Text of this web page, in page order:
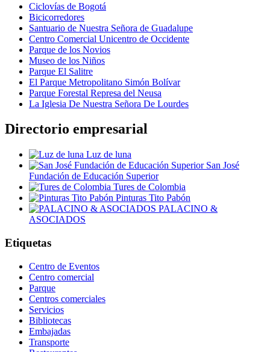
Ciclovías de Bogotá
Bicicorredores
Santuario de Nuestra Señora de Guadalupe
Centro Comercial Unicentro de Occidente
Parque de los Novios
Museo de los Niños
Parque El Salitre
El Parque Metropolitano Simón Bolívar
Parque Forestal Represa del Neusa
La Iglesia De Nuestra Señora De Lourdes
Directorio empresarial
Luz de luna
San José
Fundación de Educación Superior
Tures de Colombia
Pinturas Tito Pabón
PALACINO &
ASOCIADOS
Etiquetas
Centro de Eventos
Centro comercial
Parque
Centros comerciales
Servicios
Bibliotecas
Embajadas
Transporte